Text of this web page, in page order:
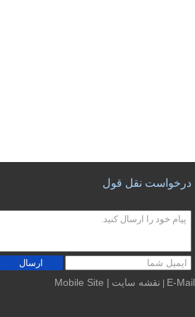
درخواست نقل قول
ارسال
E-Mail نقشه سایت | Mobile Site